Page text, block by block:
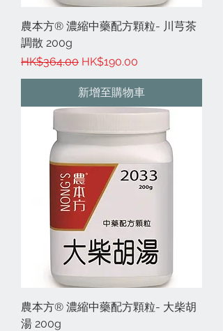
農本方® 濃縮中藥配方顆粒- 川芎茶
調散 200g
一般價格
HK$364.00 促銷價格
HK$190.00
新增至購物車
農本方® 濃縮中藥配方顆粒- 大柴胡
湯 200g